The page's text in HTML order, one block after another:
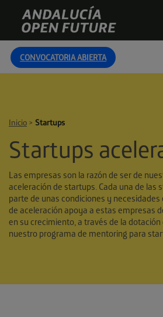
content
Andalucía
Open
Future
CONVOCATORIA ABIERTA
Inicio > Startups
Startups
Las empresas son la razón de ser de
aceleración de startups. Cada una de las
parte de unas condiciones y necesidades
de aceleración apoya a estas empresas
en su crecimiento, a través de la
nuestro programa de mentoring para